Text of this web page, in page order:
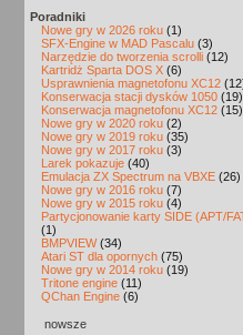
Poradniki
Nowe gry w 2026 roku (1)
SFX-Engine w MAD Pascalu (3)
Narzędzie do tworzenia scrolli (12)
Kartridż Sparta DOS X (6)
Usprawnienia magnetofonu XC12
Konserwacja stacji dysków 1050 (19)
Konserwacja magnetofonu XC12 (15)
Nowe gry w 2020 roku (2)
Nowe gry w 2019 roku (35)
Nowe gry w 2017 roku (3)
Larek pokazuje (40)
Emulacja ZX Spectrum na VBXE (26)
Nowe gry w 2016 roku (7)
Nowe gry w 2015 roku (4)
Partycjonowanie karty SIDE (APT/
(1)
BMPVIEW(34)
Atari ST dla opornych (75)
Nowe gry w 2014 roku (19)
Tritone engine (11)
QChan Engine (6)
nowsze